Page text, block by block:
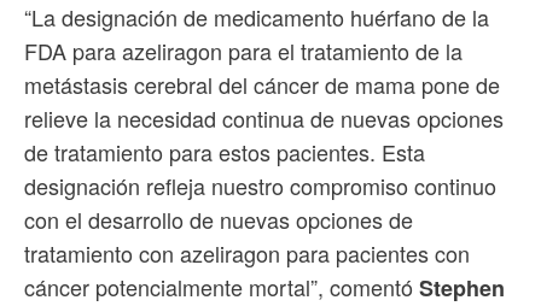
“La designación de medicamento huérfano de la
FDA para azeliragon para el tratamiento de la
metástasis cerebral del cáncer de mama pone de
relieve la necesidad continua de nuevas opciones
de tratamiento para estos pacientes. Esta
designación refleja nuestro compromiso continuo
con el desarrollo de nuevas opciones de
tratamiento con azeliragon para pacientes con
cáncer potencialmente mortal”, comentó Stephen